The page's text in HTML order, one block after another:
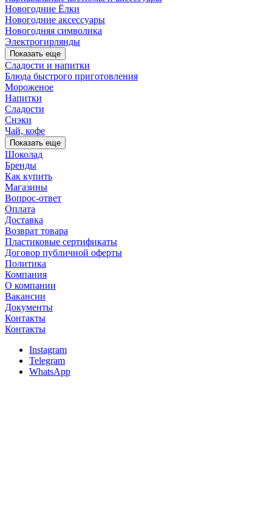
Новогодние Ёлки
Новогодние аксессуары
Новогодняя символика
Электрогирлянды
Показать еще
Сладости и напитки
Блюда быстрого приготовления
Мороженое
Напитки
Сладости
Снэки
Чай, кофе
Показать еще
Шоколад
Бренды
Как купить
Магазины
Вопрос-ответ
Оплата
Доставка
Возврат товара
Пластиковые сертификаты
Договор публичной оферты
Политика
Компания
О компании
Вакансии
Документы
Контакты
Контакты
Instagram
Telegram
WhatsApp